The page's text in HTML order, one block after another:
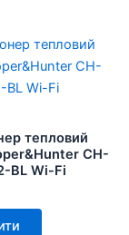
тепловий
CH-
BL Wi-Fi
Цей
товар
має
варіантів.
Параметри
можна